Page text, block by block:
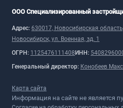
ООО Специализированный
Адрес: 630017, Новосибирская
Новосибирск, ул. Военная, зд. 1
ОГРН: 1125476111408 ИНН:
Генеральный директор: Конобеев
Карта сайта
Информация на сайте не является